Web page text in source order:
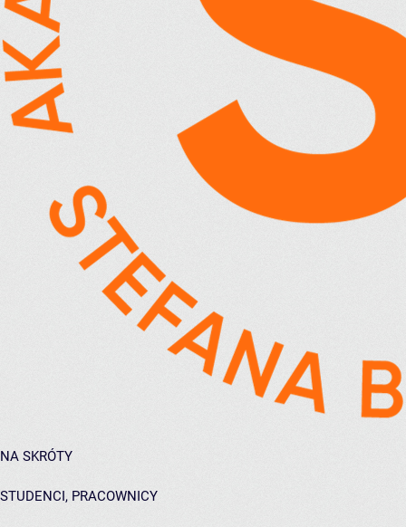
NA SKRÓTY
STUDENCI, PRACOWNICY